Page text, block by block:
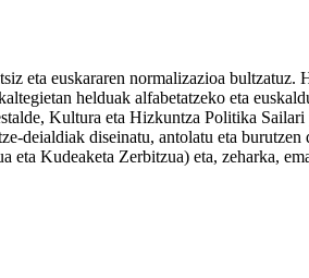
eta euskararen normalizazioa
helduak alfabetatzeko eta
Kultura eta Hizkuntza Politika
deialdiak diseinatu, antolatu eta
Kudeaketa Zerbitzua) eta, zeharka,